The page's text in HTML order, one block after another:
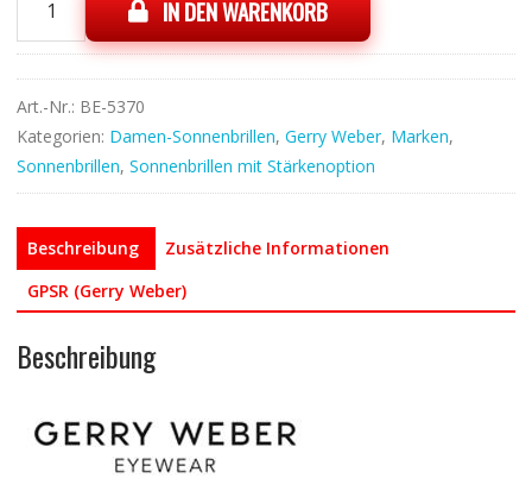
Gerry
Weber
7177
04
Menge
IN DEN WARENKORB
Art.-Nr.: BE-5370
Kategorien: Damen-Sonnenbrillen, Gerry Weber, Marken,
Sonnenbrillen, Sonnenbrillen mit Stärkenoption
Beschreibung
Zusätzliche Informationen
GPSR (Gerry Weber)
Beschreibung